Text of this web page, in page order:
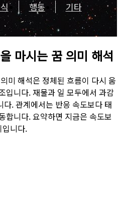
행동 기타
마시는 꿈 의미 해석
미 해석은 정체된 흐름이 다시 움
입니다. 재물과 일 모두에서 과감
. 관계에서는 반응 속도보다 태
합니다. 요약하면 지금은 속도보
입니다.